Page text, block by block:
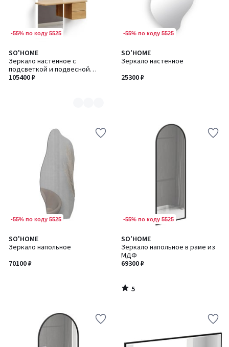
-55% по коду 5525
SO'HOME
Зеркало настенное с
подсветкой и подвесной
тумбой
105400 ₽
Количество
цветов:
2
-55% по коду 5525
SO'HOME
Зеркало настенное
25300 ₽
-55% по коду 5525
SO'HOME
Зеркало напольное
70100 ₽
-55% по коду 5525
SO'HOME
Зеркало напольное в раме из
МДФ
69300 ₽
5
/
5
5
/